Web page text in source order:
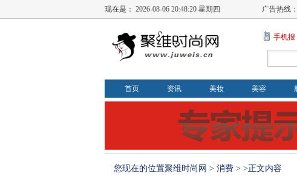
现在是： 2026-08-06 20:48:20 星期四 广告热线
手机报
首页 资讯 美妆 美容
您现在的位置聚维时尚网 > 消费 > >正文内容